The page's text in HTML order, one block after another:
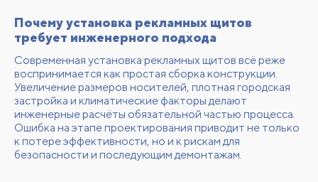
Почему установка рекламных щитов
требует инженерного подхода
Современная установка рекламных щитов всё реже
воспринимается как простая сборка конструкции.
Увеличение размеров носителей, плотная городская
застройка и климатические факторы делают
инженерные расчёты обязательной частью процесса.
Ошибка на этапе проектирования приводит не только
к потере эффективности, но и к рискам для
безопасности и последующим демонтажам.